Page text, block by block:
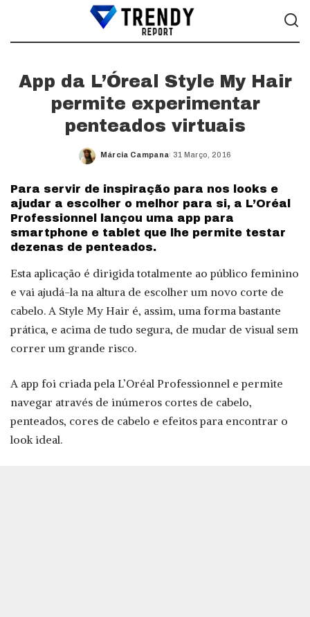
App da L’Óreal Style My Hair
permite experimentar
penteados virtuais
Posted
Márcia Campana 31 Março, 2016
Para servir de inspiração para nos looks e
ajudar a escolher o melhor para si, a L’Oréal
Professionnel lançou uma app para
smartphone e tablet que lhe permite testar
dezenas de penteados.
Esta aplicação é dirigida totalmente ao público feminino
e vai ajudá-la na altura de escolher um novo corte de
cabelo. A Style My Hair é, assim, uma forma bastante
prática, e acima de tudo segura, de mudar de visual sem
correr um grande risco.
A app foi criada pela L’Oréal Professionnel e permite
navegar através de inúmeros cortes de cabelo,
penteados, cores de cabelo e efeitos para encontrar o
look ideal.